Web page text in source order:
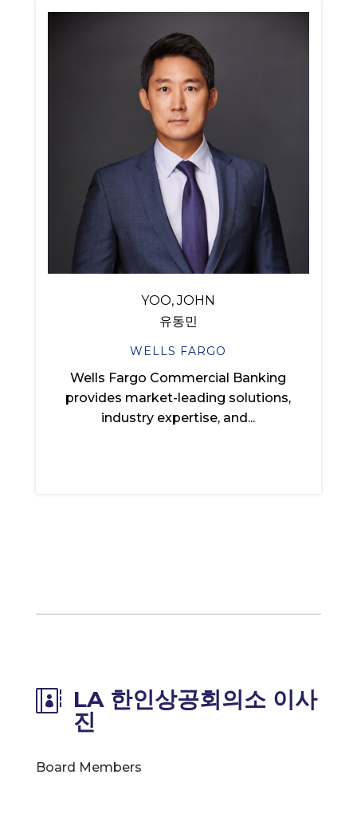
YOO, JOHN
유동민
WELLS FARGO
Wells Fargo Commercial Banking
provides market-leading solutions,
industry expertise, and...
 LA 한인상공회의소 이사
진
Board Members